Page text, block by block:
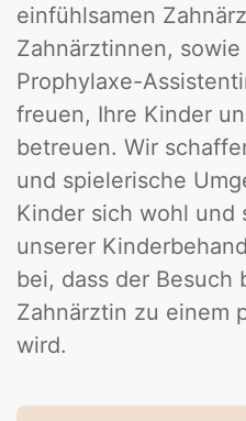
einfühlsamen
Zahnärztinnen,
Prophylaxe-
freuen, Ihre Kinder
betreuen. Wir
und spielerische
Kinder sich wohl und
unserer
bei, dass der Besuch
Zahnärztin zu einem
wird.